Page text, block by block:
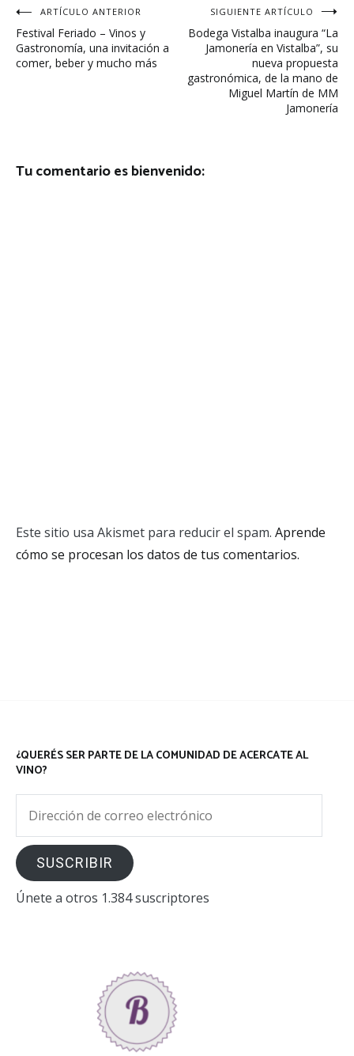
Navegación
de
entradas
ARTÍCULO ANTERIOR
Festival Feriado – Vinos y
Gastronomía, una invitación a
comer, beber y mucho más
SIGUIENTE ARTÍCULO
Bodega Vistalba inaugura “La
Jamonería en Vistalba”, su
nueva propuesta
gastronómica, de la mano de
Miguel Martín de MM
Jamonería
Tu comentario es bienvenido:
Este sitio usa Akismet para reducir el spam. Aprende
cómo se procesan los datos de tus comentarios.
¿QUERÉS SER PARTE DE LA COMUNIDAD DE ACERCATE AL
VINO?
correo
electrónico
SUSCRIBIR
Únete a otros 1.384 suscriptores